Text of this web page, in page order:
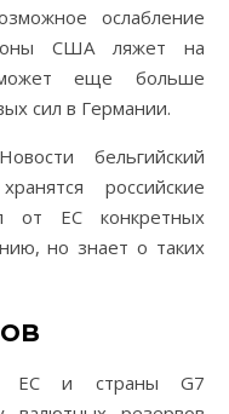
ослабление
США ляжет на
еще больше
сил в Германии.
бельгийский
российские
от ЕС конкретных
но знает о таких
ЕС и страны G7